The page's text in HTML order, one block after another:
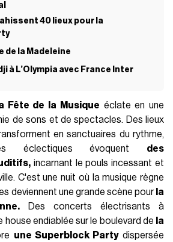
40 lieux pour la
de la Madeleine
à L’Olympia avec France Inter
Fête de la Musique éclate en une
de sons et de spectacles. Des lieux
en sanctuaires du rythme,
éclectiques évoquent des
incarnant le pouls incessant et
C'est une nuit où la musique règne
deviennent une grande scène pour la
Des concerts électrisants à
house endiablée sur le boulevard de la
une Superblock Partydispersée